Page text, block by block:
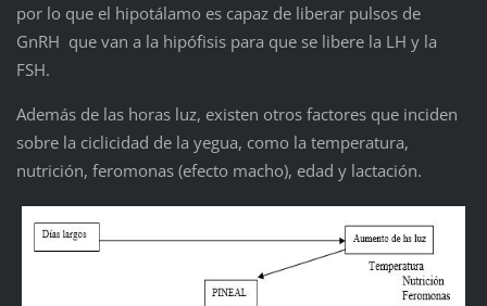
por lo que el hipotálamo es capaz de liberar pulsos de
GnRH que van a la hipófisis para que se libere la LH y la
FSH.
Además de las horas luz, existen otros factores que inciden
sobre la ciclicidad de la yegua, como la temperatura,
nutrición, feromonas (efecto macho), edad y lactación.